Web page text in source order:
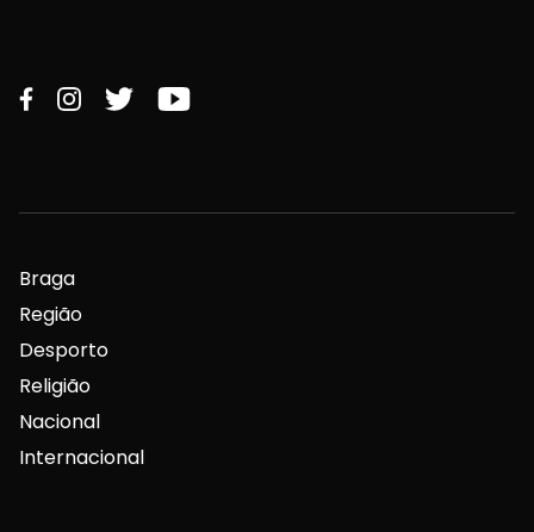
Braga
Região
Desporto
Religião
Nacional
Internacional